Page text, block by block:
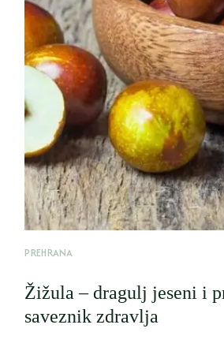
PREHRANA
Žižula – dragulj jeseni i
saveznik zdravlja